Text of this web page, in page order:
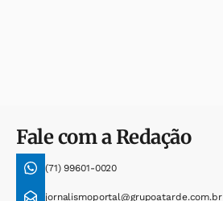
Fale com a Redação
(71) 99601-0020
jornalismoportal@grupoatarde.com.br